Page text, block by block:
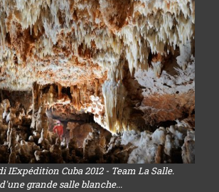
IExpédition Cuba 2012 - Team La Salle.
grande salle blanche...